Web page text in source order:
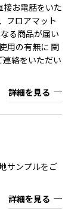
お電話をいた
フロアマット
る商品が届い
用の有無に 関
絡をいただい
詳細を見る
サンプルをご
詳細を見る